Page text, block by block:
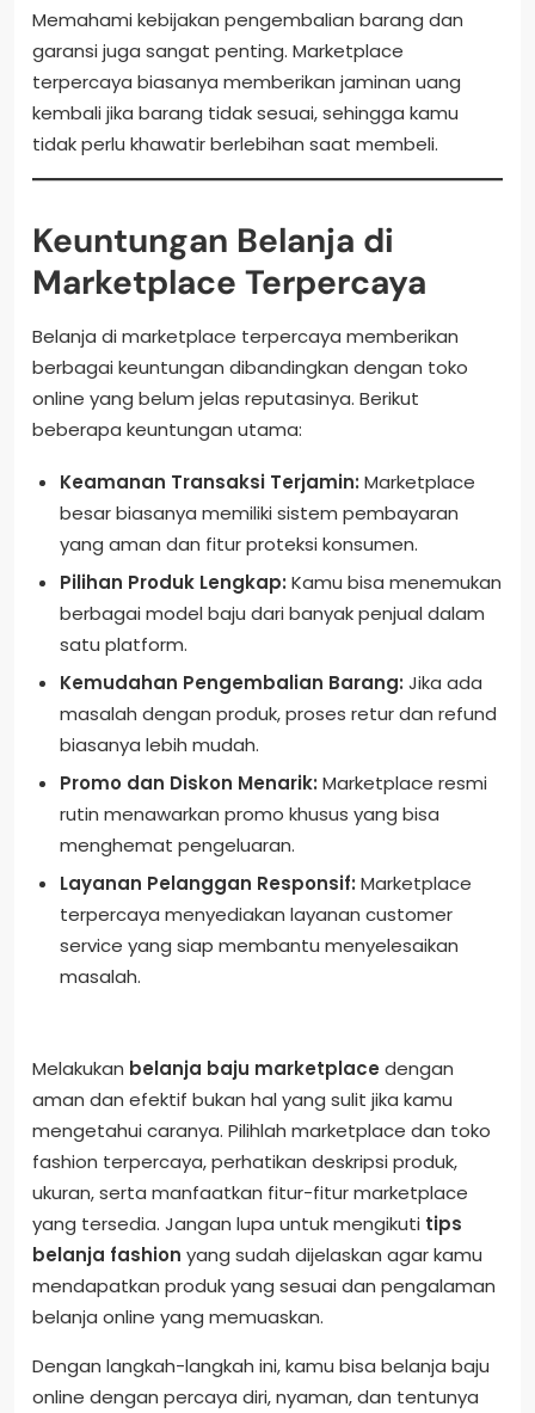
Memahami kebijakan pengembalian barang dan
garansi juga sangat penting. Marketplace
terpercaya biasanya memberikan jaminan uang
kembali jika barang tidak sesuai, sehingga kamu
tidak perlu khawatir berlebihan saat membeli.
Keuntungan Belanja di
Marketplace Terpercaya
Belanja di marketplace terpercaya memberikan
berbagai keuntungan dibandingkan dengan toko
online yang belum jelas reputasinya. Berikut
beberapa keuntungan utama:
Keamanan Transaksi Terjamin: Marketplace
besar biasanya memiliki sistem pembayaran
yang aman dan fitur proteksi konsumen.
Pilihan Produk Lengkap: Kamu bisa menemukan
berbagai model baju dari banyak penjual dalam
satu platform.
Kemudahan Pengembalian Barang: Jika ada
masalah dengan produk, proses retur dan refund
biasanya lebih mudah.
Promo dan Diskon Menarik: Marketplace resmi
rutin menawarkan promo khusus yang bisa
menghemat pengeluaran.
Layanan Pelanggan Responsif: Marketplace
terpercaya menyediakan layanan customer
service yang siap membantu menyelesaikan
masalah.
Melakukan belanja baju marketplace dengan
aman dan efektif bukan hal yang sulit jika kamu
mengetahui caranya. Pilihlah marketplace dan toko
fashion terpercaya, perhatikan deskripsi produk,
ukuran, serta manfaatkan fitur-fitur marketplace
yang tersedia. Jangan lupa untuk mengikuti tips
belanja fashion yang sudah dijelaskan agar kamu
mendapatkan produk yang sesuai dan pengalaman
belanja online yang memuaskan.
Dengan langkah-langkah ini, kamu bisa belanja baju
online dengan percaya diri, nyaman, dan tentunya